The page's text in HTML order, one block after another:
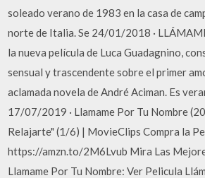
soleado verano de 1983 en la casa de
norte de Italia. Se 24/01/2018 ·
la nueva película de Luca Guadagnino,
sensual y trascendente sobre el primer
aclamada novela de André Aciman. Es
17/07/2019 · Llamame Por Tu Nombre
Relajarte" (1/6) | MovieClips Compra la
https://amzn.to/2M6Lvub Mira Las
Llamame Por Tu Nombre: Ver Pelicula